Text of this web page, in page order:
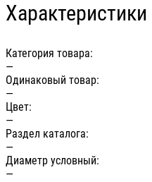
Характеристики
Категория товара:
—
Одинаковый товар:
—
Цвет:
—
Раздел каталога:
—
Диаметр условный:
—